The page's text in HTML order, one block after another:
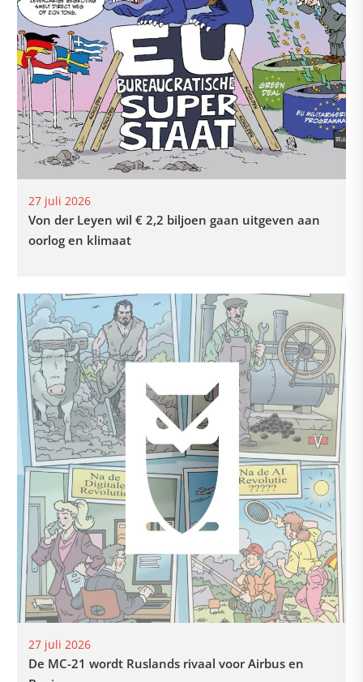
27 juli 2026
Von der Leyen wil € 2,2 biljoen gaan uitgeven aan
oorlog en klimaat
27 juli 2026
De MC-21 wordt Ruslands rivaal voor Airbus en